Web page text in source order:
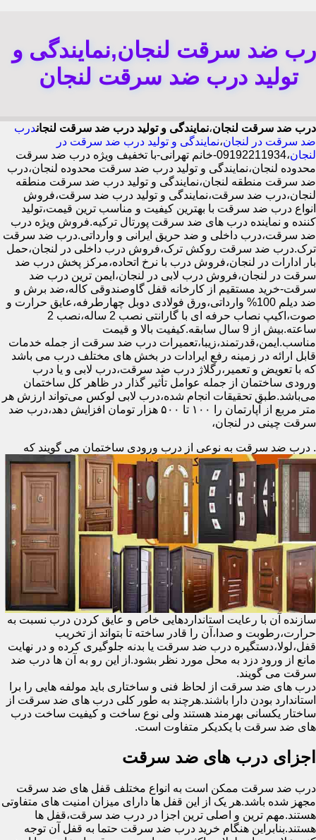
ضد سرقت لنجان,نمایندگی و
تولید درب ضد سرقت لنجان
درب ضد سرقت لنجان،نمایندگی و تولید درب ضد سرقت لنجاندرب
ضد سرقت در لنجان،نمایندگی و تولید درب ضد سرقت در
لنجان
،09192211934-خانم تهرانی-با تخفیف ویژه درب ضد سرقت
محدوده لنجان،نمایندگی و تولید درب ضد سرقت محدوده لنجان،درب
ضد سرقت منطقه لنجان،نمایندگی و تولید درب ضد سرقت منطقه
لنجان،درب ضد سرقت،نمایندگی و تولید درب ضد سرقت،فروش
انواع درب ضد سرقت با بهترین کیفیت و مناسب ترین قیمت،تولید
کننده و نماینده درب های ضد سرقت پورتال ترکیه.فروش ویژه درب
ضد سرقت،درب داخلی و ضد حریق ایرانی و وارداتی.درب ضد سرقت
ترک.درب ضد سرقت روکش ترک،فروش درب داخلی در لنجان،حمل
بار ادارات در لنجان،فروش درب با نرخ اتحاده،مرکز پخش درب ضد
سرقت در لنجان،فروش درب لابی در لنجان،ایمن ترین درب ضد
سرقت-خرید مستقیم از کارخانه قفل گاوصندوقی کاله،ضد برش و
ضد دیلم 100% وارداتی،ورق فولادی دوبل چهارطرفه،عایق حرارت و
صوت،اکیپ نصاب حرفه ای با گارانتی نصب 2 ساله،نصب 2
ساعته.بیش از 9 سال سابقه.کیفیت بالا و قیمت
مناسب.ایمن،قدرتمند،زیبا،تعمیرات درب ضد سرقت از جمله خدمات
قابل ارائه در زمینه رفع ایرادات در بخش های مختلف درب می باشد
که با تعویض و تعمیر،رگلاژ درب ضد سرقت،درب لابی و یا درب
ورودی ساختمان از جمله عوامل تأثیر گذار در ظاهر کل ساختمان
می‌باشد.طبق تحقیقات انجام شده،درب لابی لوکس می‌تواند ارزش هر
متر مربع از آپارتمان را ۱۰۰ تا ۵۰۰ هزار تومان افزایش دهد،درب ضد
سرقت چینی در لنجان،
. درب ضد سرقت به نوعی از درب ورودی ساختمان می گویند که
سازنده آن با رعایت استانداردهایی خاص و عایق کردن درب نسبت به
حرارت،رطوبت و صدا،آن را قادر ساخته تا بتواند از تخریب
قفل،لولا،دستگیره درب ضد سرقت یا بدنه جلوگیری کرده و در نهایت
مانع از ورود دزد به محل مورد نظر بشود.از این رو به آن ها درب ضد
سرقت می گویند.
درب های ضد سرقت از لحاظ فنی و ساختاری باید مولفه هایی را برا
استاندارد بودن دارا باشند.هرچند به طور کلی درب های ضد سرقت از
ساختار یکسانی بهرمند هستند ولی نوع ساخت و کیفیت ساخت درب
های ضد سرقت با یکدیکر متفاوت است.
اجزای درب های ضد سرقت
درب ضد سرقت ممکن است به انواع مختلف قفل های ضد سرقت
مجهز شده باشد.هر یک از این قفل ها دارای میزان امنیت های متفاوتی
هستند.مهم ترین و اصلی ترین اجزا در درب ضد سرقت،قفل ها
هستند.بنابراین هنگام خرید درب ضد سرقت حتما به قفل آن توجه